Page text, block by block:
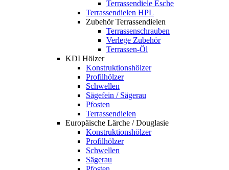
Terrassendiele Esche
Terrassendielen HPL
Zubehör Terrassendielen
Terrassenschrauben
Verlege Zubehör
Terrassen-Öl
KDI Hölzer
Konstruktionshölzer
Profilhölzer
Schwellen
Sägefein / Sägerau
Pfosten
Terrassendielen
Europäische Lärche / Douglasie
Konstruktionshölzer
Profilhölzer
Schwellen
Sägerau